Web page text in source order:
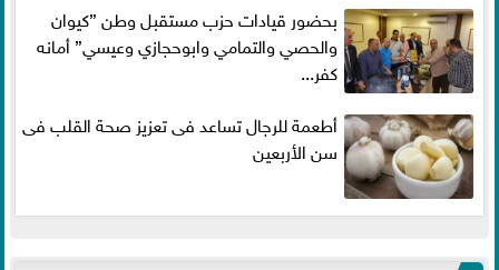
بحضور قيادات حزب مستقبل وطن ”كيوان
والحصي والتمامي وابوحجازي وعيسي” أمانه
كفر...
أطعمة للرجال تساعد فى تعزيز صحة القلب فى
سن الأربعين